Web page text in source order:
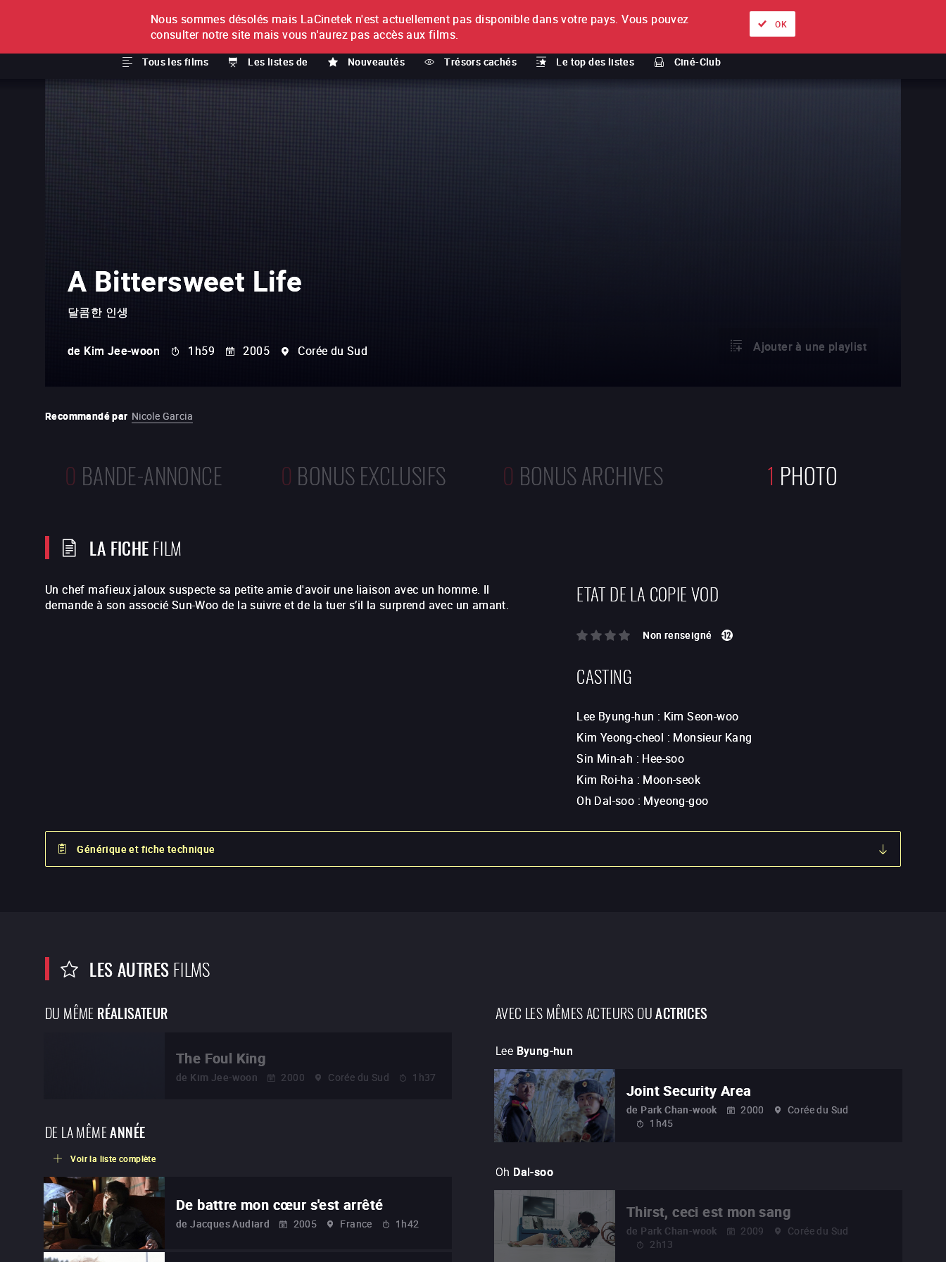
À L'UNITÉ
Tous les films Les listes de Nouveautés Trésors cachés Le top des listes Ciné-Club
ABONNEMENT À propos Nos offres
A Bittersweet Life
달콤한 인생
de Kim Jee-woon 1h59 2005 Corée du Sud Ajouter à une playlist
Recommandé par Nicole Garcia
0 BANDE-ANNONCE 0 BONUS EXCLUSIFS 0 BONUS ARCHIVES 1 PHOTO
LA FICHEFILM
Un chef mafieux jaloux suspecte sa petite amie d'avoir une liaison avec un homme. Il
demande à son associé Sun-Woo de la suivre et de la tuer s’il la surprend avec un amant.
ETAT DE LA COPIE VOD
Non renseigné
CASTING
Lee Byung-hun : Kim Seon-woo
Kim Yeong-cheol : Monsieur Kang
Sin Min-ah : Hee-soo
Kim Roi-ha : Moon-seok
Oh Dal-soo : Myeong-goo
Générique et fiche technique
LES AUTRESFILMS
DU MÊMERÉALISATEUR
The Foul King
de Kim Jee-woon 2000 Corée du Sud 1h37
DE LA MÊMEANNÉE
Voir la liste complète
De battre mon cœur s'est arrêté
de Jacques Audiard 2005 France 1h42
AVEC LES MÊMES ACTEURS OUACTRICES
Lee Byung-hun
Joint Security Area
de Park Chan-wook 2000
Corée du Sud
1h45
Oh Dal-soo
Thirst, ceci est mon sang
de Park Chan-wook 2009
Corée du Sud
2h13
Nous sommes désolés mais LaCinetek n'est actuellement pas disponible dans votre pays. Vous pouvez
consulter notre site mais vous n'aurez pas accès aux films.
OK